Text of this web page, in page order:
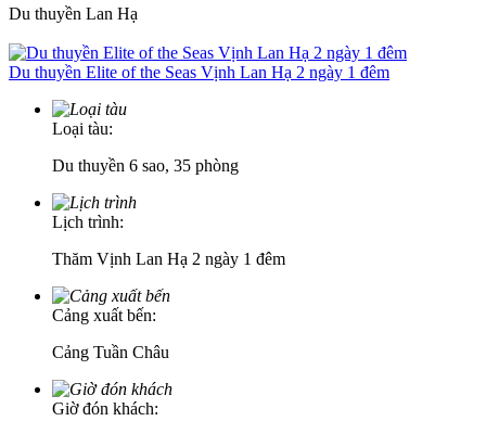
Du thuyền Lan Hạ
Du thuyền Elite of the Seas Vịnh Lan Hạ 2 ngày 1 đêm
Loại tàu:
Du thuyền 6 sao, 35 phòng
Lịch trình:
Thăm Vịnh Lan Hạ 2 ngày 1 đêm
Cảng xuất bến:
Cảng Tuần Châu
Giờ đón khách: